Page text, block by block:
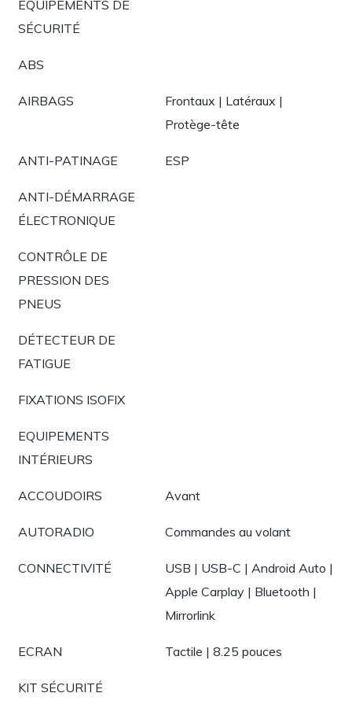
EQUIPEMENTS DE
SÉCURITÉ
ABS
AIRBAGS
Frontaux | Latéraux |
Protège-tête
ANTI-PATINAGE ESP
ANTI-DÉMARRAGE
ÉLECTRONIQUE
CONTRÔLE DE
PRESSION DES
PNEUS
DÉTECTEUR DE
FATIGUE
FIXATIONS ISOFIX
EQUIPEMENTS
INTÉRIEURS
ACCOUDOIRS Avant
AUTORADIO Commandes au volant
CONNECTIVITÉ
USB | USB-C | Android Auto |
Apple Carplay | Bluetooth |
Mirrorlink
ECRAN Tactile | 8.25 pouces
KIT SÉCURITÉ